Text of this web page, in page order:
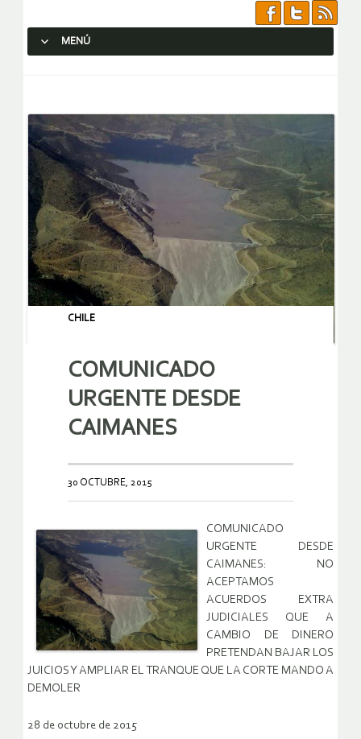
MENÚ
CHILE
COMUNICADO
URGENTE DESDE
CAIMANES
30 OCTUBRE, 2015
COMUNICADO
URGENTE DESDE
CAIMANES: NO
ACEPTAMOS
ACUERDOS EXTRA
JUDICIALES QUE A
CAMBIO DE DINERO
PRETENDAN BAJAR LOS
JUICIOS Y AMPLIAR EL TRANQUE QUE LA CORTE MANDO A
DEMOLER
28 de octubre de 2015